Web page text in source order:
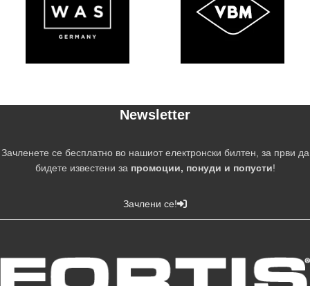
Newsletter
Зачленете се бесплатно во нашиот електронски билтен, за први да
бидете известени за промоции, понуди и попусти!
Зачлени се!